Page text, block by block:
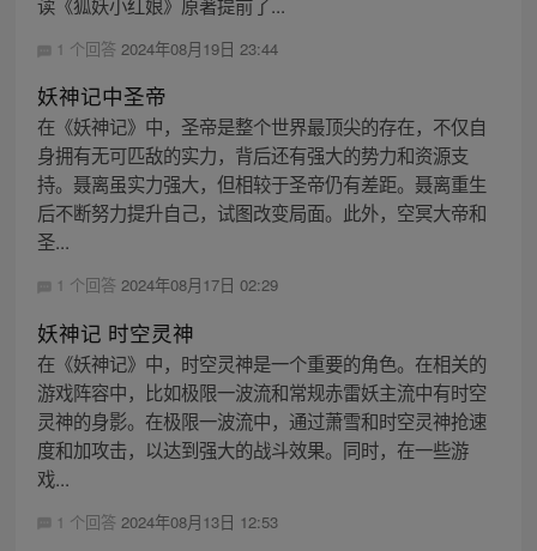
1 个回答 2024年08月19日 23:44
妖神记中圣帝
在《妖神记》中，圣帝是整个世界最顶尖的存在，不仅自
身拥有无可匹敌的实力，背后还有强大的势力和资源支
持。聂离虽实力强大，但相较于圣帝仍有差距。聂离重生
后不断努力提升自己，试图改变局面。此外，空冥大帝和
圣...
1 个回答 2024年08月17日 02:29
妖神记 时空灵神
在《妖神记》中，时空灵神是一个重要的角色。在相关的
游戏阵容中，比如极限一波流和常规赤雷妖主流中有时空
灵神的身影。在极限一波流中，通过萧雪和时空灵神抢速
度和加攻击，以达到强大的战斗效果。同时，在一些游
戏...
1 个回答 2024年08月13日 12:53